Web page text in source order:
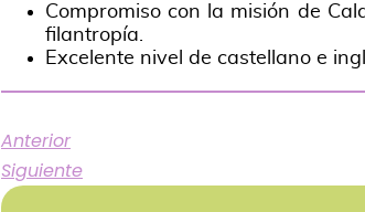
Compromiso con la misión de
filantropía.
Excelente nivel de castellano e
Anterior
Siguiente